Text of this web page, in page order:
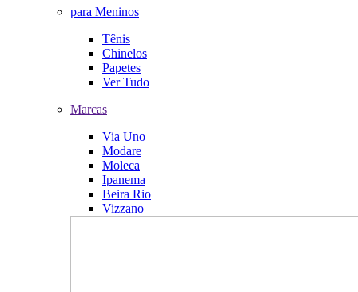
para Meninos
Tênis
Chinelos
Papetes
Ver Tudo
Marcas
Via Uno
Modare
Moleca
Ipanema
Beira Rio
Vizzano